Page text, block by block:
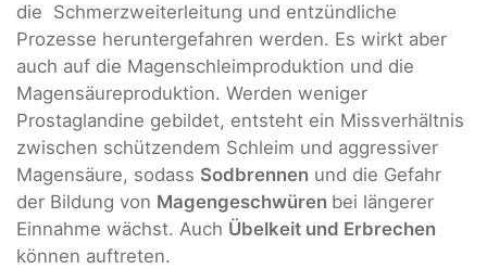
die Schmerzweiterleitung und entzündliche
Prozesse heruntergefahren werden. Es wirkt aber
auch auf die Magenschleimproduktion und die
Magensäureproduktion. Werden weniger
Prostaglandine gebildet, entsteht ein Missverhältnis
zwischen schützendem Schleim und aggressiver
Magensäure, sodass Sodbrennen und die Gefahr
der Bildung von Magengeschwüren bei längerer
Einnahme wächst. Auch Übelkeit und Erbrechen
können auftreten.